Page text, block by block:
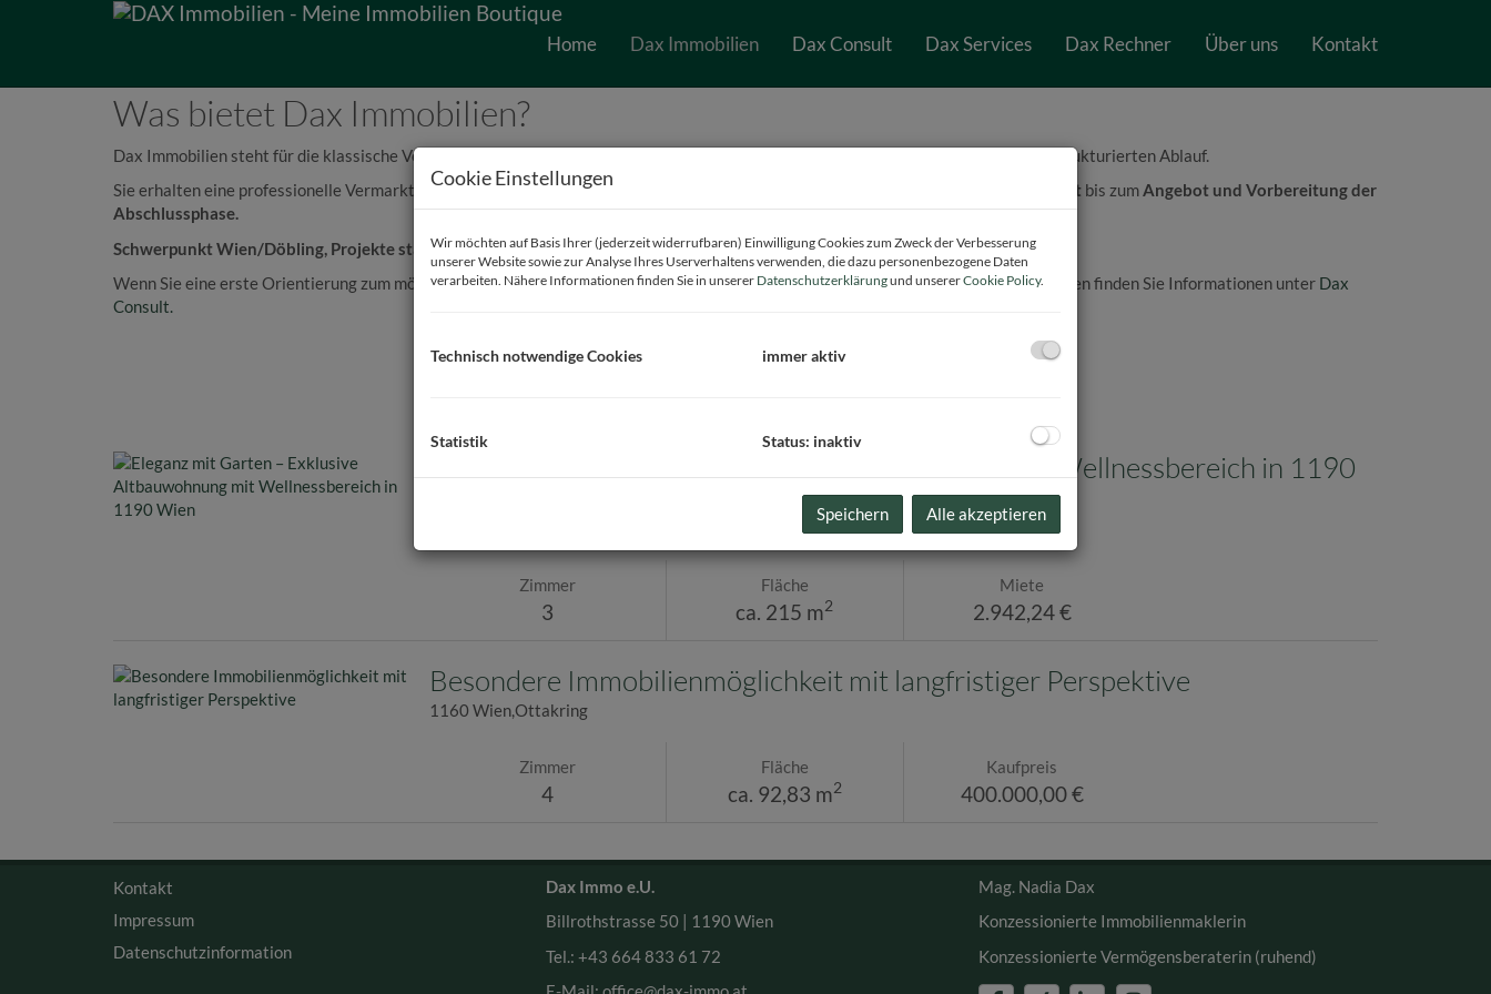
Home Dax Immobilien Dax Consult Dax Services Dax Rechner Über uns Kontakt
Immobilienmakler Wien: Verkauf & Vermietung | Dax Immo e.U.
Was bietet Dax Immobilien?
Dax Immobilien steht für die klassische Vermittlung von Wohnimmobilien in Wien –
– mit einem klaren, strukturierten Ablauf.
Sie erhalten eine professionelle Vermarktung: von derPreis- und Zielgruppenstrategie Exposé und Besichtigungsmanagement bis zumAngebot und Vorbereitung der
Abschlussphase.
Schwerpunkt Wien/Döbling, Projekte stadtweit.
Wenn Sie eine erste Orientierung zum möglichen Preis wünschen, nutzen Sie denDax Rechner. Für Spezialthemen und Zweitmeinungen finden Sie Informationen unter Dax
Consult.
Eleganz mit Garten – Exklusive Altbauwohnung mit Wellnessbereich in 1190
Zimmer
3
Fläche
ca. 215 m2
Miete
2.942,24 €
Besondere Immobilienmöglichkeit mit langfristiger Perspektive
1160 Wien,Ottakring
Zimmer
4
Fläche
ca. 92,83 m2
Kaufpreis
400.000,00 €
Kontakt
Impressum
Datenschutzinformation
Dax Immo e.U.
Billrothstrasse 50 | 1190 Wien
Tel.: +43 664 833 61 72
Mag. Nadia Dax
Konzessionierte Immobilienmaklerin
Konzessionierte Vermögensberaterin (ruhend)
Cookie Einstellungen
Wir möchten auf Basis Ihrer (jederzeit widerrufbaren) Einwilligung Cookies zum Zweck der Verbesserung
unserer Website sowie zur Analyse Ihres Userverhaltens verwenden, die dazu personenbezogene Daten
verarbeiten. Nähere Informationen finden Sie in unserer Datenschutzerklärungund unsererCookie Policy.
Technisch notwendige Cookies immer aktiv
Statistik Status: inaktiv
Speichern Alle akzeptieren